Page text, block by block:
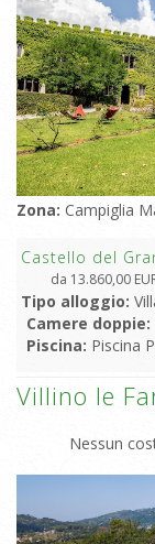
Zona: Campiglia
Castello del
da 13.860,00
Tipo alloggio:
Camere doppie:
Piscina: Piscina
Villino le
Nessun